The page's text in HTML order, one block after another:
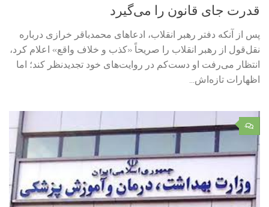
قدرت جای قانون را می‌گیرد
پس از آنکه دفتر رهبر انقلاب، ادعاهای محمدباقر خرازی درباره
نقل‌قول از رهبر انقلاب را صریحاً «کذب و خلاف واقع» اعلام کرد،
انتظار می‌رفت او دست‌کم در روایت‌های خود تجدیدنظر کند؛ اما
اظهارات تازه‌اش...
۰